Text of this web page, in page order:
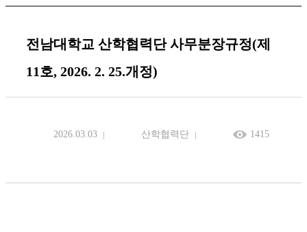
전남대학교 산학협력단 사무분장규정(제
11호, 2026. 2. 25.개정)
2026.03.03 산학협력단 1415